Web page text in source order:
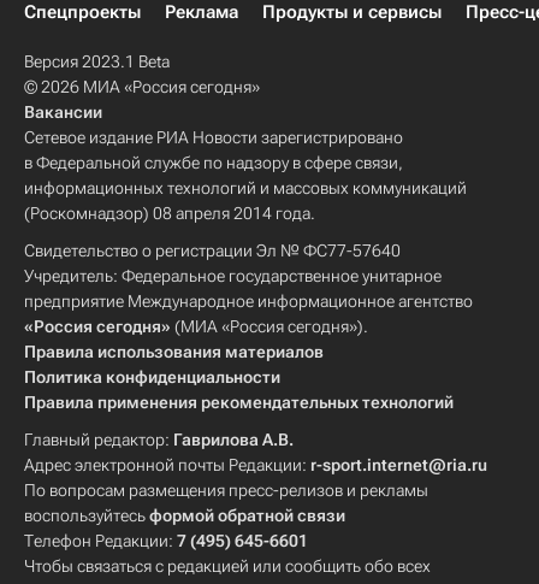
Спецпроекты
Реклама Продукты и сервисы Пресс-
Версия 2023.1 Beta
© 2026 МИА «Россия сегодня»
Вакансии
Сетевое издание РИА Новости зарегистрировано
в Федеральной службе по надзору в сфере связи,
информационных технологий и массовых коммуникаций
(Роскомнадзор) 08 апреля 2014 года.
Свидетельство о регистрации Эл № ФС77-57640
Учредитель: Федеральное государственное унитарное
предприятие Международное информационное агентство
«Россия сегодня» (МИА «Россия сегодня»).
Правила использования материалов
Политика конфиденциальности
Правила применения рекомендательных технологий
Главный редактор: Гаврилова А.В.
Адрес электронной почты Редакции: r-sport.internet@ria.ru
По вопросам размещения пресс-релизов и рекламы
воспользуйтесьформой обратной связи
Телефон Редакции: 7 (495) 645-6601
Чтобы связаться с редакцией или сообщить обо всех